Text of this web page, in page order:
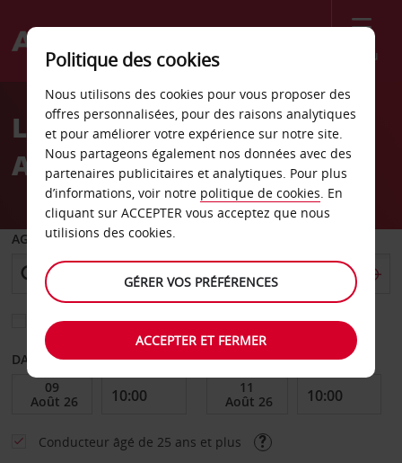
Menu
Welcome
AvisLocation de voiture
Aéroport de Hobart
AGENCE DE DÉPART
Sélectionnez une autre agence de retour
DATE DE DÉBUT DATE DE FIN
Conducteur âgé de 25 ans et plus
Politique des cookies
Nous utilisons des cookies pour vous proposer des
offres personnalisées, pour des raisons analytiques
et pour améliorer votre expérience sur notre site.
Nous partageons également nos données avec des
partenaires publicitaires et analytiques. Pour plus
d’informations, voir notre politique de cookies. En
cliquant sur ACCEPTER vous acceptez que nous
utilisions des cookies.
GÉRER VOS PRÉFÉRENCES
ACCEPTER ET FERMER